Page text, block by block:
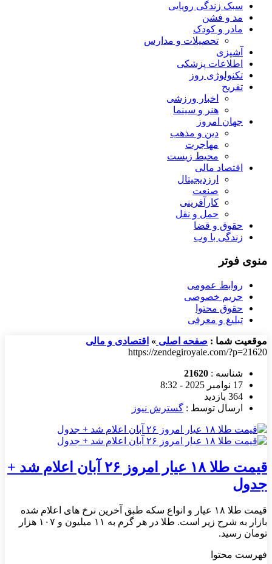
سبک زندگی رویایی
مد و فشن
مادر و کودک
تحصیلات و مدارس
آشپزی
اطلاعات پزشکی
تکنولوژی روز
تفریح
اخبار ورزشی
هنر و سینما
جهان امروز
دین و مذهب
مهاجرت
محیط زیست
اقتصاد مالی
ارزدیجیتال
صنعت
کارآفرینی
حمل و نقل
حقوق و قضا
زندگی با وب
منوی فوتر
روابط عمومی
حریم خصوصی
حقوق محتوا
تبلیغ و معرفی
موقعیت شما : صفحه اصلی » اقتصادی و مالی
https://zendegiroyaie.com/?p=21620
شناسه : 21620
17 نوامبر 2025 - 8:32
364 بازدید
ارسال توسط : گسترش نیوز
قیمت طلا ۱۸ عیار امروز ۲۶ آبان اعلام شد +
جدول
قیمت طلا ۱۸ عیار و انواع سکه طبق آخرین نرخ های اعلام شده
بازار به شرح زیر است. طلا در هر گرم به ۱۱ میلیون و ۱۰۷ هزار
تومان رسید.
فهرست محتوا